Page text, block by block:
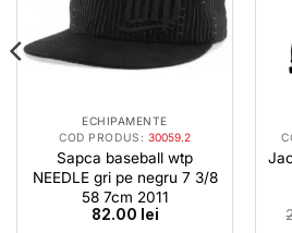
ECHIPAMENTE
COD PRODUS: 30059.2
Sapca baseball wtp
NEEDLE gri pe negru 7 3/8
58 7cm 2011
82.00 lei